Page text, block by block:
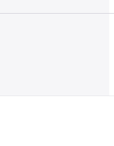
Rail Asahibashi Station)에